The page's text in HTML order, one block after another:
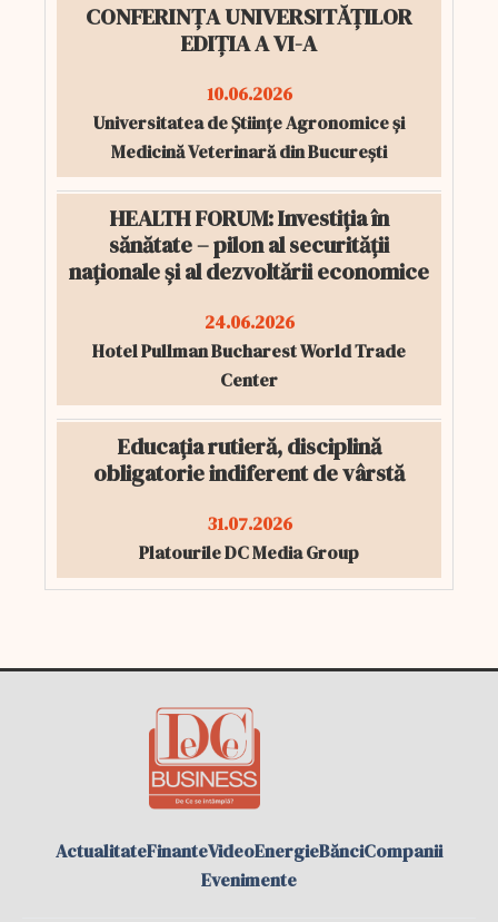
CONFERINȚA UNIVERSITĂȚILOR
EDIȚIA A VI-A
10.06.2026
Universitatea de Științe Agronomice și
Medicină Veterinară din București
HEALTH FORUM: Investiția în
sănătate – pilon al securității
naționale și al dezvoltării economice
24.06.2026
Hotel Pullman Bucharest World Trade
Center
Educația rutieră, disciplină
obligatorie indiferent de vârstă
31.07.2026
Platourile DC Media Group
ActualitateFinanteVideoEnergieBănciCompanii
Evenimente